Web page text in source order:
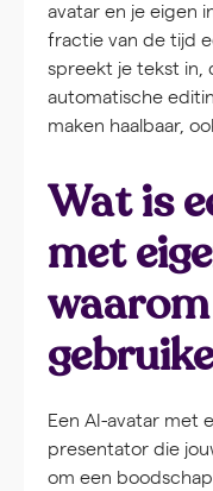
avatar en je eigen
fractie van de tijd
spreekt je tekst in,
automatische
maken haalbaar,
Wat is
met
Een AI-avatar met
presentator die
om een